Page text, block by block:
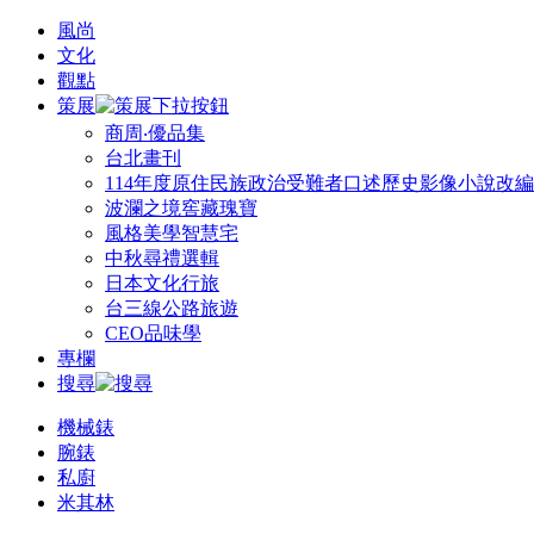
風尚
文化
觀點
策展
商周‧優品集
台北畫刊
114年度原住民族政治受難者口述歷史影像小說改
波瀾之境窖藏瑰寶
風格美學智慧宅
中秋尋禮選輯
日本文化行旅
台三線公路旅遊
CEO品味學
專欄
搜尋
機械錶
腕錶
私廚
米其林